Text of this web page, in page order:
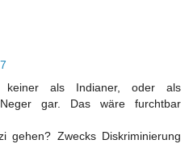
keiner als Indianer, oder als
gar. Das wäre furchtbar
gehen? Zwecks Diskriminierung